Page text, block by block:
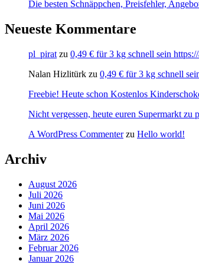
Die besten Schnäppchen, Preisfehler,
Neueste Kommentare
pl_pirat zu 0,49 € für 3 kg schnell sein
Nalan Hizlitürk zu 0,49 € für 3 kg schnell
Freebie! Heute schon Kostenlos
Nicht vergessen, heute euren Supermarkt
A WordPress Commenterzu Hello world!
Archiv
August 2026
Juli 2026
Juni 2026
Mai 2026
April 2026
März 2026
Februar 2026
Januar 2026